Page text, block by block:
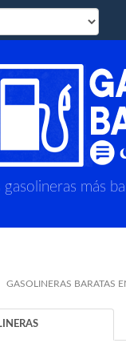
gasolineras más
GASOLINERAS BARATAS